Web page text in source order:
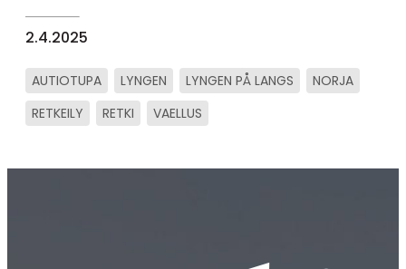
2.4.2025
AUTIOTUPA LYNGEN LYNGEN PÅ LANGS
NORJA
RETKEILY
RETKI VAELLUS